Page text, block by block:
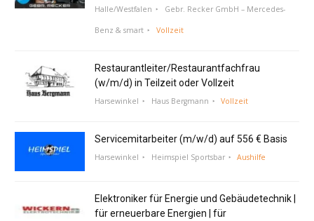
Halle/Westfalen Gebr. Recker GmbH – Mercedes-
Benz & smart Vollzeit
Restaurantleiter/Restaurantfachfrau
(w/m/d) in Teilzeit oder Vollzeit
Harsewinkel Haus Bergmann Vollzeit
Servicemitarbeiter (m/w/d) auf 556 € Basis
Harsewinkel Heimspiel Sportsbar Aushilfe
Elektroniker für Energie und Gebäudetechnik |
für erneuerbare Energien | für